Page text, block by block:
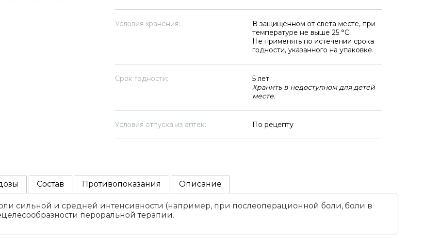
Условия хранения:
В защищенном от света месте, при
температуре не выше 25 °C.
Не применять по истечении срока
годности, указанного на упаковке.
Срок годности:
5 лет
Хранить в недоступном для детей
месте.
Условия отпуска из аптек: По рецепту
Состав Противопоказания Описание
сильной и средней интенсивности (например, при послеоперационной боли, боли в
пероральной терапии.